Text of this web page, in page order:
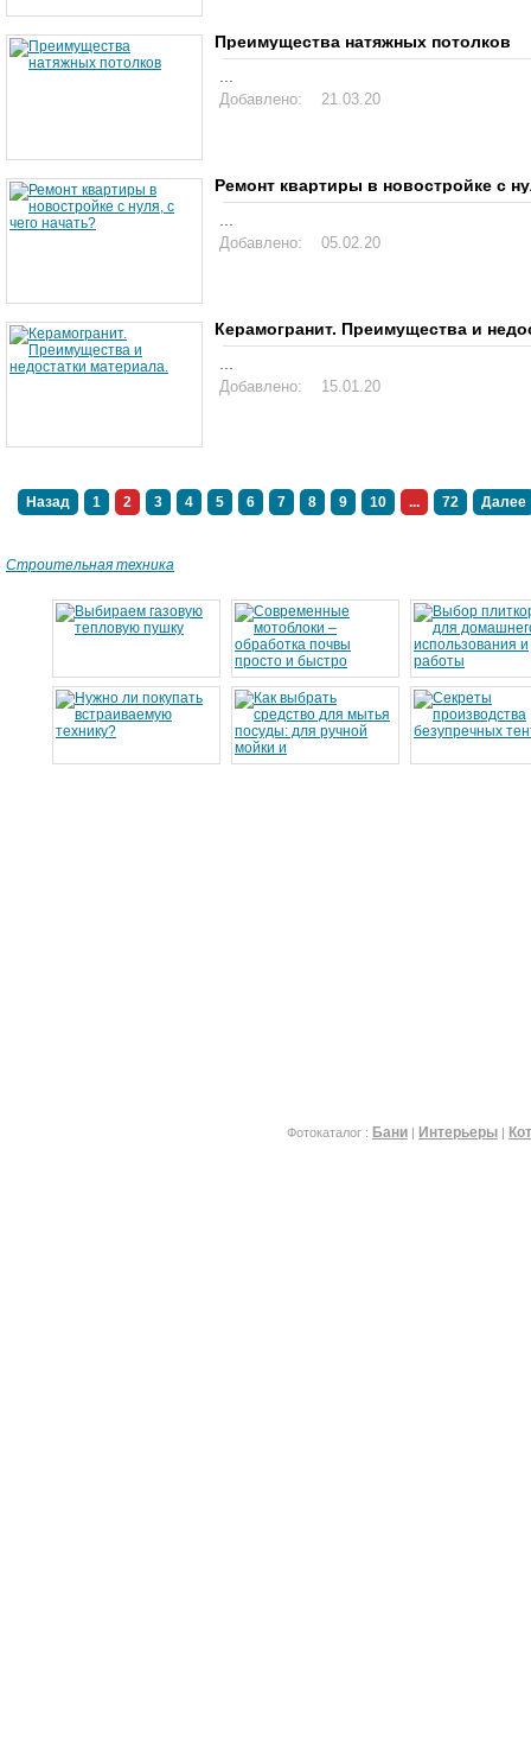
Преимущества натяжных потолков
...
Добавлено: 21.03.20
Ремонт квартиры в новостройке с
...
Добавлено: 05.02.20
Керамогранит. Преимущества и
...
Добавлено: 15.01.20
Назад 1 2 3 4 5 6 7 8 9 10 ... 72 Далее
Строительная техника
Фотокаталог : Бани | Интерьеры |